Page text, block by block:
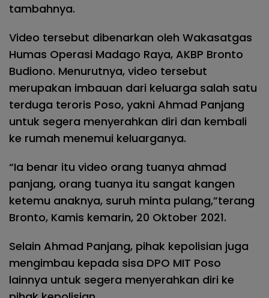
tambahnya.
Video tersebut dibenarkan oleh Wakasatgas
Humas Operasi Madago Raya, AKBP Bronto
Budiono. Menurutnya, video tersebut
merupakan imbauan dari keluarga salah satu
terduga teroris Poso, yakni Ahmad Panjang
untuk segera menyerahkan diri dan kembali
ke rumah menemui keluarganya.
“Ia benar itu video orang tuanya ahmad
panjang, orang tuanya itu sangat kangen
ketemu anaknya, suruh minta pulang,”terang
Bronto, Kamis kemarin, 20 Oktober 2021.
Selain Ahmad Panjang, pihak kepolisian juga
mengimbau kepada sisa DPO MIT Poso
lainnya untuk segera menyerahkan diri ke